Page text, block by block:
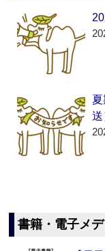
書籍・電子メ